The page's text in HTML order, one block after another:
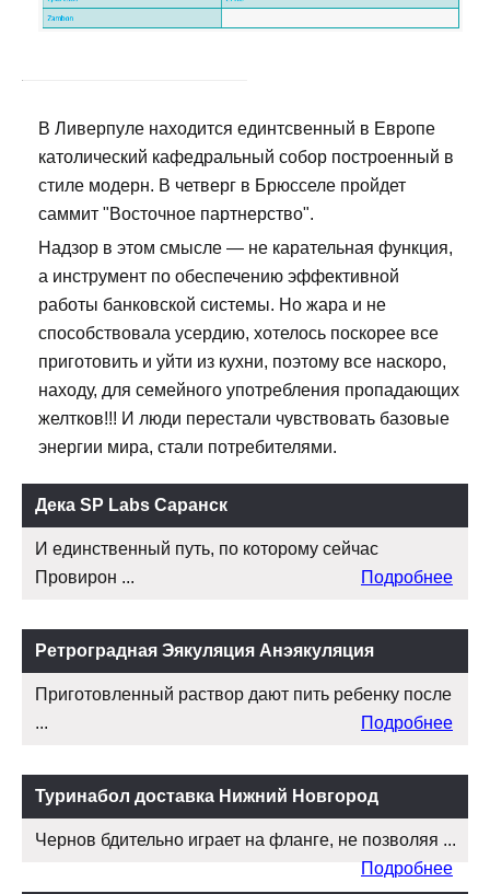
В Ливерпуле находится единтсвенный в Европе
католический кафедральный собор построенный в
стиле модерн. В четверг в Брюсселе пройдет
саммит "Восточное партнерство".
Надзор в этом смысле — не карательная функция,
а инструмент по обеспечению эффективной
работы банковской системы. Но жара и не
способствовала усердию, хотелось поскорее все
приготовить и уйти из кухни, поэтому все наскоро,
находу, для семейного употребления пропадающих
желтков!!! И люди перестали чувствовать базовые
энергии мира, стали потребителями.
Дека SP Labs Саранск
И единственный путь, по которому сейчас
Провирон ...
Подробнее
Ретроградная Эякуляция Анэякуляция
Приготовленный раствор дают пить ребенку после
...
Подробнее
Туринабол доставка Нижний Новгород
Чернов бдительно играет на фланге, не позволяя ...
Подробнее